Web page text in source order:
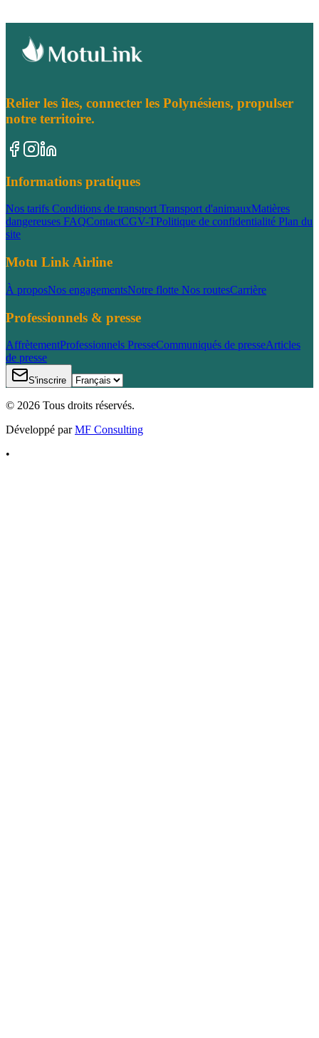
Relier les îles, connecter les Polynésiens, propulser
notre territoire.
Informations pratiques
Nos tarifs Conditions de transportTransport d'animauxMatières
dangereuses FAQContactCGV-TPolitique de confidentialité Plan du
site
Motu Link Airline
À proposNos engagementsNotre flotte Nos routesCarrière
Professionnels & presse
AffrètementProfessionnels PresseCommuniqués de presseArticles
de presse
S'inscrire
© 2026 Tous droits réservés.
Développé par MF Consulting
•